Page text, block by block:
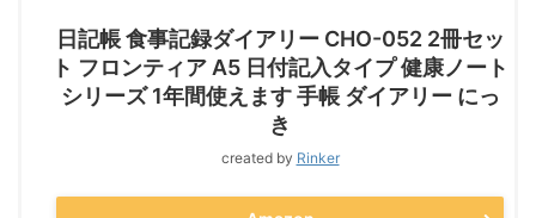
日記帳 食事記録ダイアリー CHO-052 2冊セッ
ト フロンティア A5 日付記入タイプ 健康ノート
シリーズ 1年間使えます 手帳 ダイアリー にっ
き
created by Rinker